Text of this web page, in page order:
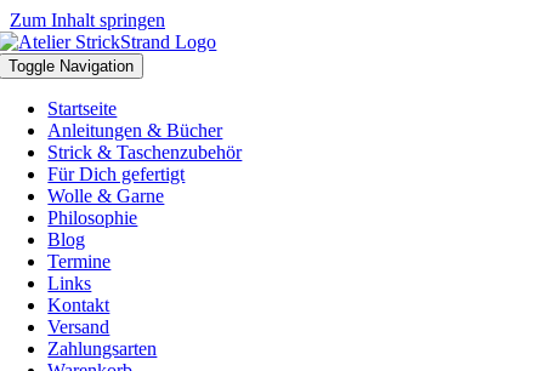
Zum Inhalt springen
Toggle Navigation
Startseite
Anleitungen & Bücher
Strick & Taschenzubehör
Für Dich gefertigt
Wolle & Garne
Philosophie
Blog
Termine
Links
Kontakt
Versand
Zahlungsarten